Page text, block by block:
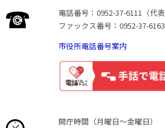
電話番号：0952-37-6111（代表
ファックス番号：0952-37-6163
市役所電話番号案内
開庁時間（月曜日〜金曜日）